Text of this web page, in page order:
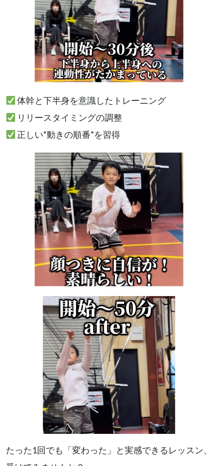
体幹と下半身を意識したトレーニング
リリースタイミングの調整
正しい“動きの順番”を習得
たった1回でも「変わった」と実感できるレッスン、